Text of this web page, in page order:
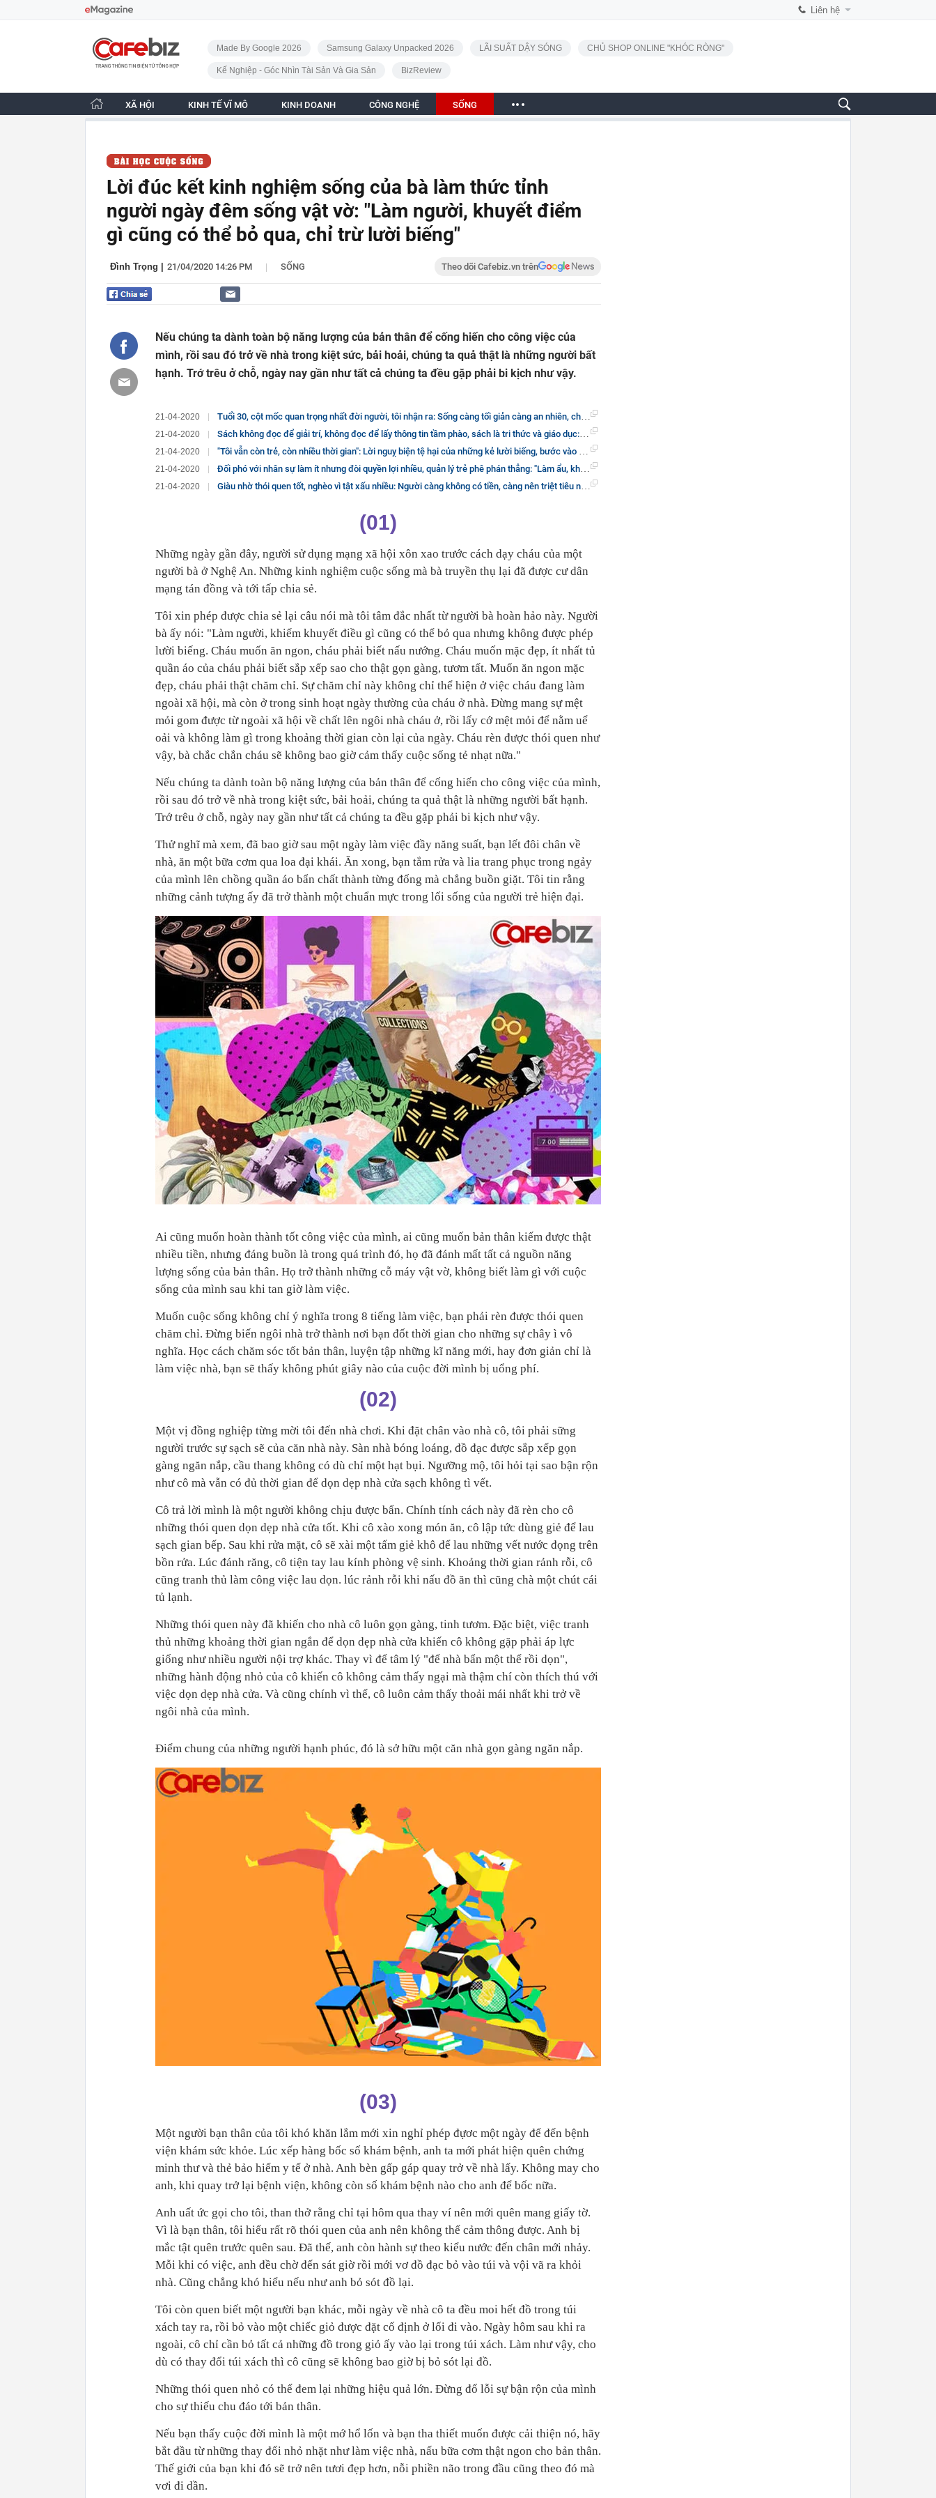
Liên hệ
CafeBiz - Trang chủ
Made By Google 2026 Samsung Galaxy Unpacked 2026 LÃI SUẤT DẬY SÓNG CHỦ SHOP ONLINE "KHÓC RÒNG"
Kế Nghiệp - Góc Nhìn Tài Sản Và Gia Sản BizReview
XÃ HỘI KINH TẾ VĨ MÔ KINH DOANH CÔNG NGHỆ SỐNG
Lời đúc kết kinh nghiệm sống của bà làm thức tỉnh
người ngày đêm sống vật vờ: "Làm người, khuyết điểm
gì cũng có thể bỏ qua, chỉ trừ lười biếng"
Đình Trọng 21/04/2020 14:26 PM | SỐNG Theo dõi Cafebiz.vn trên
Nếu chúng ta dành toàn bộ năng lượng của bản thân để cống hiến cho công việc của
mình, rồi sau đó trở về nhà trong kiệt sức, bải hoải, chúng ta quả thật là những người bất
hạnh. Trớ trêu ở chỗ, ngày nay gần như tất cả chúng ta đều gặp phải bi kịch như vậy.
21-04-2020 Tuổi 30, cột mốc quan trọng nhất đời người, tôi nhận ra: Sống càng tối giản càng an nhiên, cha mẹ cần chăm sóc, tình bạn đi vào 'chất', nên gạt đám cưới xa xỉ ra khỏi đầu
21-04-2020 Sách không đọc để giải trí, không đọc để lấy thông tin tầm phào, sách là tri thức và giáo dục: Nếu không muốn, TỐT NHẤT ĐỪNG ĐỌC
21-04-2020 "Tôi vẫn còn trẻ, còn nhiều thời gian": Lời nguỵ biện tệ hại của những kẻ lười biếng, bước vào tuổi trung niên sẽ phải trả giá đắt
21-04-2020 Đối phó với nhân sự làm ít nhưng đòi quyền lợi nhiều, quản lý trẻ phê phán thẳng: "Làm ẩu, khôn lỏi, làm việc không minh bạch" và đưa ra giải pháp khiến ai cũng gật gù
21-04-2020 Giàu nhờ thói quen tốt, nghèo vì tật xấu nhiều: Người càng không có tiền, càng nên triệt tiêu nhanh 4 loại tật xấu
(01)
Những ngày gần đây, người sử dụng mạng xã hội xôn xao trước cách dạy cháu của một
người bà ở Nghệ An. Những kinh nghiệm cuộc sống mà bà truyền thụ lại đã được cư dân
mạng tán đồng và tới tấp chia sẻ.
Tôi xin phép được chia sẻ lại câu nói mà tôi tâm đắc nhất từ người bà hoàn hảo này. Người
bà ấy nói: "Làm người, khiếm khuyết điều gì cũng có thể bỏ qua nhưng không được phép
lười biếng. Cháu muốn ăn ngon, cháu phải biết nấu nướng. Cháu muốn mặc đẹp, ít nhất tủ
quần áo của cháu phải biết sắp xếp sao cho thật gọn gàng, tươm tất. Muốn ăn ngon mặc
đẹp, cháu phải thật chăm chỉ. Sự chăm chỉ này không chỉ thể hiện ở việc cháu đang làm
ngoài xã hội, mà còn ở trong sinh hoạt ngày thường của cháu ở nhà. Đừng mang sự mệt
mỏi gom được từ ngoài xã hội về chất lên ngôi nhà cháu ở, rồi lấy cớ mệt mỏi để nằm uể
oải và không làm gì trong khoảng thời gian còn lại của ngày. Cháu rèn được thói quen như
vậy, bà chắc chắn cháu sẽ không bao giờ cảm thấy cuộc sống tẻ nhạt nữa."
Nếu chúng ta dành toàn bộ năng lượng của bản thân để cống hiến cho công việc của mình,
rồi sau đó trở về nhà trong kiệt sức, bải hoải, chúng ta quả thật là những người bất hạnh.
Trớ trêu ở chỗ, ngày nay gần như tất cả chúng ta đều gặp phải bi kịch như vậy.
Thử nghĩ mà xem, đã bao giờ sau một ngày làm việc đầy năng suất, bạn lết đôi chân về
nhà, ăn một bữa cơm qua loa đại khái. Ăn xong, bạn tắm rửa và lia trang phục trong ngảy
của mình lên chồng quần áo bẩn chất thành từng đống mà chẳng buồn giặt. Tôi tin rằng
những cảnh tượng ấy đã trở thành một chuẩn mực trong lối sống của người trẻ hiện đại.
Ai cũng muốn hoàn thành tốt công việc của mình, ai cũng muốn bản thân kiếm được thật
nhiều tiền, nhưng đáng buồn là trong quá trình đó, họ đã đánh mất tất cả nguồn năng
lượng sống của bản thân. Họ trở thành những cỗ máy vật vờ, không biết làm gì với cuộc
sống của mình sau khi tan giờ làm việc.
Muốn cuộc sống không chỉ ý nghĩa trong 8 tiếng làm việc, bạn phải rèn được thói quen
chăm chỉ. Đừng biến ngôi nhà trở thành nơi bạn đốt thời gian cho những sự chây ì vô
nghĩa. Học cách chăm sóc tốt bản thân, luyện tập những kĩ năng mới, hay đơn giản chỉ là
làm việc nhà, bạn sẽ thấy không phút giây nào của cuộc đời mình bị uổng phí.
(02)
Một vị đồng nghiệp từng mời tôi đến nhà chơi. Khi đặt chân vào nhà cô, tôi phải sững
người trước sự sạch sẽ của căn nhà này. Sàn nhà bóng loáng, đồ đạc được sắp xếp gọn
gàng ngăn nắp, cầu thang không có dù chỉ một hạt bụi. Ngưỡng mộ, tôi hỏi tại sao bận rộn
như cô mà vẫn có đủ thời gian để dọn dẹp nhà cửa sạch không tì vết.
Cô trả lời mình là một người không chịu được bẩn. Chính tính cách này đã rèn cho cô
những thói quen dọn dẹp nhà cửa tốt. Khi cô xào xong món ăn, cô lập tức dùng giẻ để lau
sạch gian bếp. Sau khi rửa mặt, cô sẽ xài một tấm giẻ khô để lau những vết nước đọng trên
bồn rửa. Lúc đánh răng, cô tiện tay lau kính phòng vệ sinh. Khoảng thời gian rảnh rỗi, cô
cũng tranh thủ làm công việc lau dọn. lúc rảnh rỗi khi nấu đồ ăn thì cũng chà một chút cái
tủ lạnh.
Những thói quen này đã khiến cho nhà cô luôn gọn gàng, tinh tươm. Đặc biệt, việc tranh
thủ những khoảng thời gian ngắn để dọn dẹp nhà cửa khiến cô không gặp phải áp lực
giống như nhiều người nội trợ khác. Thay vì để tâm lý "để nhà bẩn một thể rồi dọn",
những hành động nhỏ của cô khiến cô không cảm thấy ngại mà thậm chí còn thích thú với
việc dọn dẹp nhà cửa. Và cũng chính vì thế, cô luôn cảm thấy thoải mái nhất khi trở về
ngôi nhà của mình.
Điểm chung của những người hạnh phúc, đó là sở hữu một căn nhà gọn gàng ngăn nắp.
(03)
Một người bạn thân của tôi khó khăn lắm mới xin nghỉ phép đựơc một ngày để đến bệnh
viện khám sức khỏe. Lúc xếp hàng bốc số khám bệnh, anh ta mới phát hiện quên chứng
minh thư và thẻ bảo hiểm y tế ở nhà. Anh bèn gấp gáp quay trở về nhà lấy. Không may cho
anh, khi quay trở lại bệnh viện, không còn số khám bệnh nào cho anh để bốc nữa.
Anh uất ức gọi cho tôi, than thở rằng chỉ tại hôm qua thay ví nên mới quên mang giấy tờ.
Vì là bạn thân, tôi hiểu rất rõ thói quen của anh nên không thể cảm thông được. Anh bị
mắc tật quên trước quên sau. Đã thế, anh còn hành sự theo kiểu nước đến chân mới nhảy.
Mỗi khi có việc, anh đều chờ đến sát giờ rồi mới vơ đồ đạc bỏ vào túi và vội vã ra khỏi
nhà. Cũng chẳng khó hiểu nếu như anh bỏ sót đồ lại.
Tôi còn quen biết một người bạn khác, mỗi ngày về nhà cô ta đều moi hết đồ trong túi
xách tay ra, rồi bỏ vào một chiếc giỏ được đặt cố định ở lối đi vào. Ngày hôm sau khi ra
ngoài, cô chỉ cần bỏ tất cả những đồ trong giỏ ấy vào lại trong túi xách. Làm như vậy, cho
dù có thay đổi túi xách thì cô cũng sẽ không bao giờ bị bỏ sót lại đồ.
Những thói quen nhỏ có thể đem lại những hiệu quả lớn. Đừng đổ lỗi sự bận rộn của mình
cho sự thiếu chu đáo tới bản thân.
Nếu bạn thấy cuộc đời mình là một mớ hổ lốn và bạn tha thiết muốn được cải thiện nó, hãy
bắt đầu từ những thay đổi nhỏ nhặt như làm việc nhà, nấu bữa cơm thật ngon cho bản thân.
Thế giới của bạn khi đó sẽ trở nên tươi đẹp hơn, nỗi phiền não trong đầu cũng theo đó mà
vơi đi dần.